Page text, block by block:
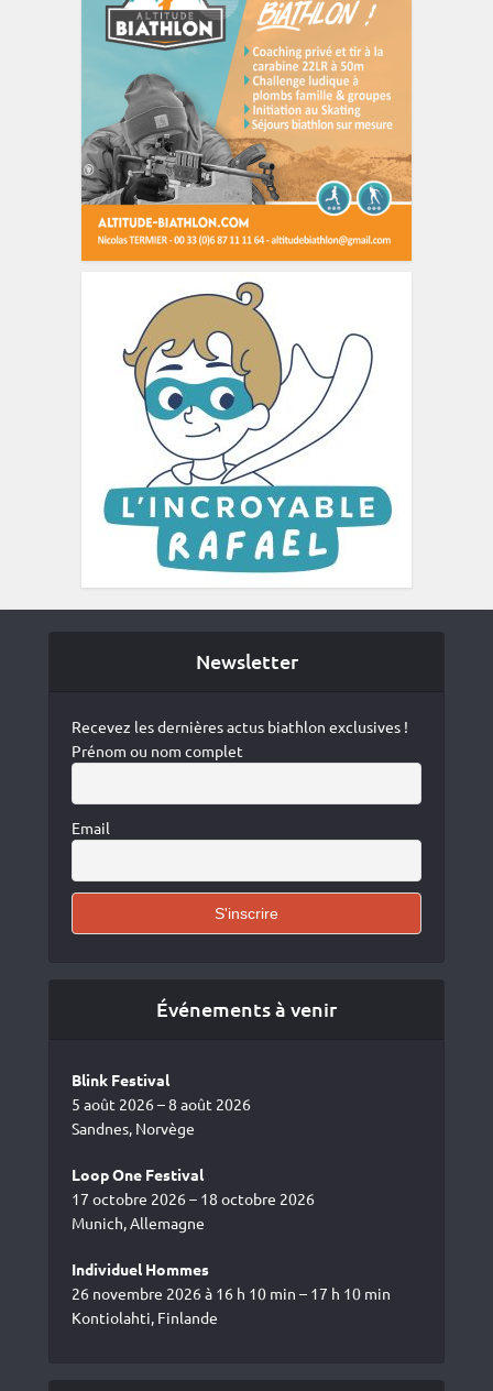
Newsletter
Recevez les dernières actus biathlon exclusives !
Prénom ou nom complet
Email
Événements à venir
Blink Festival
5 août 2026 – 8 août 2026
Sandnes, Norvège
Loop One Festival
17 octobre 2026 – 18 octobre 2026
Munich, Allemagne
Individuel Hommes
26 novembre 2026 à 16 h 10 min – 17 h 10 min
Kontiolahti, Finlande